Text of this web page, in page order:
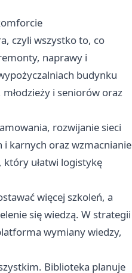
czyli wszystko to, co
naprawy i
budynku
i seniorów oraz
rozwijanie sieci
karnych oraz wzmacnianie
ułatwi logistykę
więcej szkoleń, a
się wiedzą. W strategii
wymiany wiedzy,
Biblioteka planuje